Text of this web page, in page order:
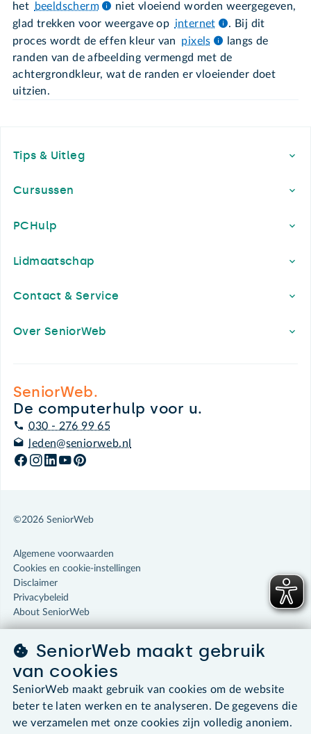
het
beeldscherm
niet vloeiend worden weergegeven,
glad trekken voor weergave op internet
. Bij dit
proces wordt de effen kleur van
pixels
langs de
randen van de afbeelding vermengd met de
achtergrondkleur, wat de randen er vloeiender doet
uitzien.
Tips & Uitleg
Cursussen
PCHulp
Lidmaatschap
Contact & Service
Over SeniorWeb
SeniorWeb.
De computerhulp voor u.
030 - 276 99 65
leden@seniorweb.nl
©2026 SeniorWeb
Algemene voorwaarden
Cookies en cookie-instellingen
Disclaimer
Privacybeleid
About SeniorWeb
SeniorWeb maakt gebruik
van cookies
SeniorWeb maakt gebruik van cookies om de website
beter te laten werken en te analyseren. De gegevens die
we verzamelen met onze cookies zijn volledig anoniem.